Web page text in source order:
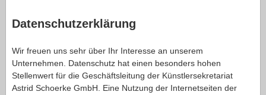
Datenschutzerklärung
Wir freuen uns sehr über Ihr Interesse an unserem
Unternehmen. Datenschutz hat einen besonders hohen
Stellenwert für die Geschäftsleitung der Künstlersekretariat
Astrid Schoerke GmbH. Eine Nutzung der Internetseiten der